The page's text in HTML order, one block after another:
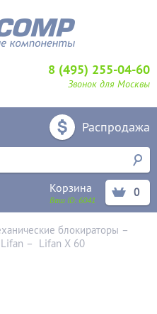
8 (495) 255-04-60
Звонок для Москвы
Распродажа
Корзина
Ваш ID:6041
0
блoкираторы –
– Lifan X 60